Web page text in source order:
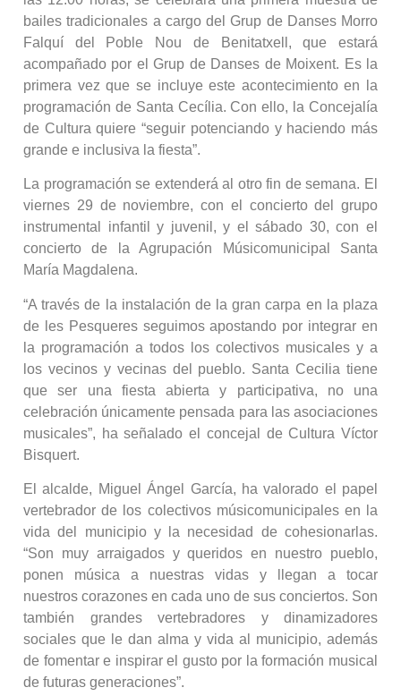
bailes tradicionales a cargo del Grup de Danses Morro
Falquí del Poble Nou de Benitatxell, que estará
acompañado por el Grup de Danses de Moixent. Es la
primera vez que se incluye este acontecimiento en la
programación de Santa Cecília. Con ello, la Concejalía
de Cultura quiere “seguir potenciando y haciendo más
grande e inclusiva la fiesta”.
La programación se extenderá al otro fin de semana. El
viernes 29 de noviembre, con el concierto del grupo
instrumental infantil y juvenil, y el sábado 30, con el
concierto de la Agrupación Músicomunicipal Santa
María Magdalena.
“A través de la instalación de la gran carpa en la plaza
de les Pesqueres seguimos apostando por integrar en
la programación a todos los colectivos musicales y a
los vecinos y vecinas del pueblo. Santa Cecilia tiene
que ser una fiesta abierta y participativa, no una
celebración únicamente pensada para las asociaciones
musicales”, ha señalado el concejal de Cultura Víctor
Bisquert.
El alcalde, Miguel Ángel García, ha valorado el papel
vertebrador de los colectivos músicomunicipales en la
vida del municipio y la necesidad de cohesionarlas.
“Son muy arraigados y queridos en nuestro pueblo,
ponen música a nuestras vidas y llegan a tocar
nuestros corazones en cada uno de sus conciertos. Son
también grandes vertebradores y dinamizadores
sociales que le dan alma y vida al municipio, además
de fomentar e inspirar el gusto por la formación musical
de futuras generaciones”.